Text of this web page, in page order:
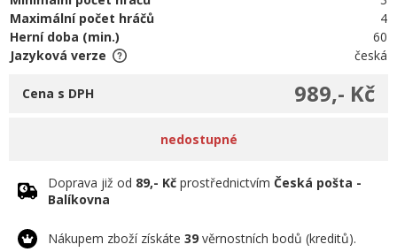
Maximální počet hráčů
4
Herní doba (min.)
60
Jazyková verze
česká
989,- Kč
Cena s DPH
nedostupné
Doprava již od 89,- Kč prostřednictvím Česká pošta -
Balíkovna
Nákupem zboží získáte 39 věrnostních bodů (kreditů).